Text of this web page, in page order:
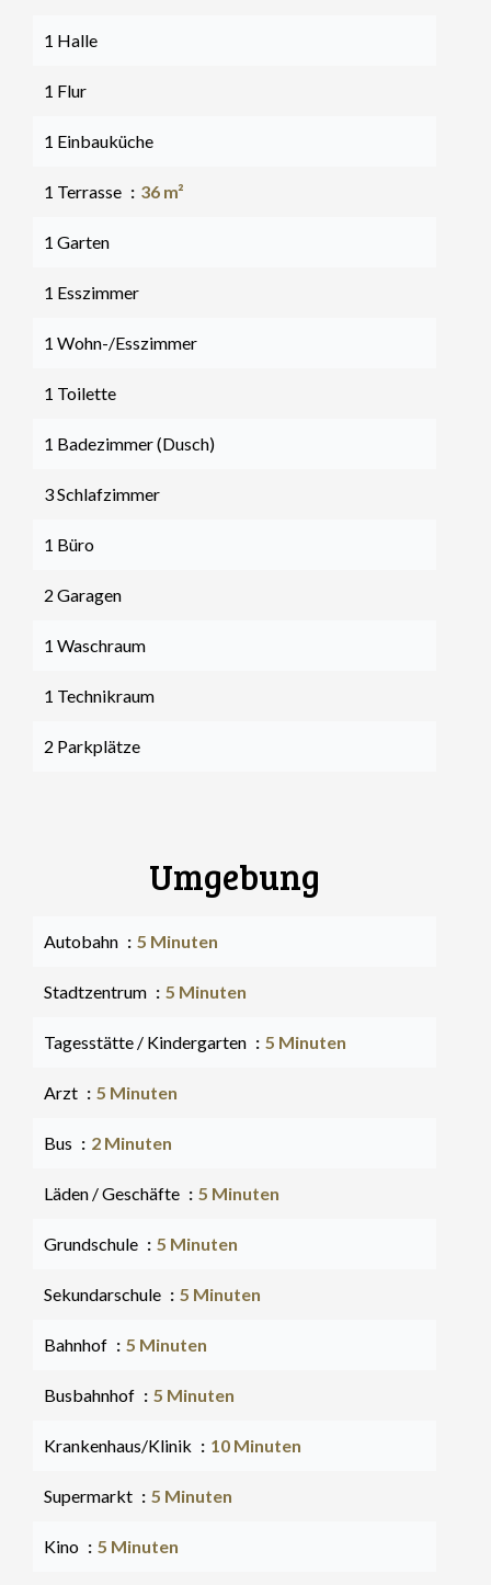
1 Halle
1 Flur
1 Einbauküche
1 Terrasse 36 m²
1 Garten
1 Esszimmer
1 Wohn-/Esszimmer
1 Toilette
1 Badezimmer (Dusch)
3 Schlafzimmer
1 Büro
2 Garagen
1 Waschraum
1 Technikraum
2 Parkplätze
Umgebung
Autobahn 5 Minuten
Stadtzentrum 5 Minuten
Tagesstätte / Kindergarten 5 Minuten
Arzt 5 Minuten
Bus 2 Minuten
Läden / Geschäfte 5 Minuten
Grundschule 5 Minuten
Sekundarschule 5 Minuten
Bahnhof 5 Minuten
Busbahnhof 5 Minuten
Krankenhaus/Klinik 10 Minuten
Supermarkt 5 Minuten
Kino 5 Minuten